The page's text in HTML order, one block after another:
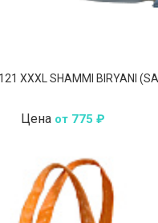
XXXL SHAMMI BIRYANI
Цена от 775 ₽